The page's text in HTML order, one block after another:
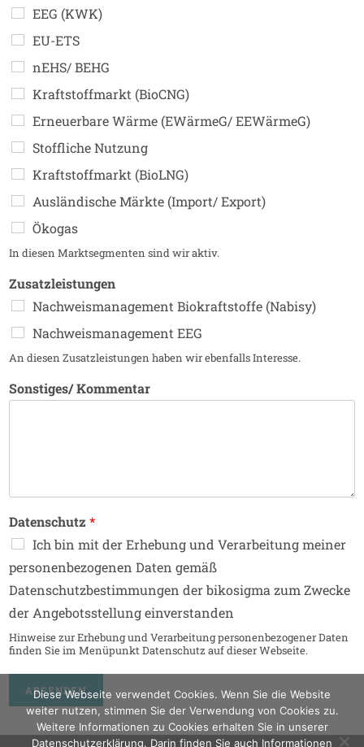
EEG (KWK)
EU-ETS
nEHS/ BEHG
Kraftstoffmarkt (BioCNG)
Erneuerbare Wärme (EWärmeG/ EEWärmeG)
Stoffliche Nutzung
Kraftstoffmarkt (BioLNG)
Ausländische Märkte (Import/ Export)
Ökogas
In diesen Marktsegmenten sind wir aktiv.
Zusatzleistungen
Nachweismanagement Biokraftstoffe (Nabisy)
Nachweismanagement EEG
An diesen Zusatzleistungen haben wir ebenfalls Interesse.
Sonstiges/ Kommentar
Datenschutz *
Ich bin mit der Erhebung und Verarbeitung meiner
personenbezogenen Daten gemäß
Datenschutzbestimmungen der bikosigma zum Zwecke
der Angebotsstellung einverstanden
Hinweise zur Erhebung und Verarbeitung personenbezogener Daten
finden Sie im Menüpunkt Datenschutz auf dieser Webseite.
ABSENDEN
Diese Webseite verwendet Cookies. Wenn Sie die Website
weiter nutzen, stimmen Sie der Verwendung von Cookies zu.
Weitere Informationen zu Cookies erhalten Sie in unserer
Datenschutzerklärung. Darin finden Sie auch Informationen